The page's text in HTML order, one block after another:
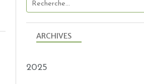
ARCHIVES
2025